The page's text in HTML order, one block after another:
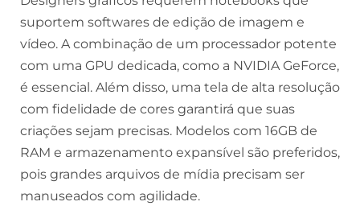
suportem softwares de edição de imagem e
vídeo. A combinação de um processador potente
com uma GPU dedicada, como a NVIDIA GeForce,
é essencial. Além disso, uma tela de alta resolução
com fidelidade de cores garantirá que suas
criações sejam precisas. Modelos com 16GB de
RAM e armazenamento expansível são preferidos,
pois grandes arquivos de mídia precisam ser
manuseados com agilidade.